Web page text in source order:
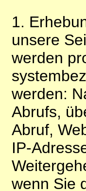
1.
unsere
werden
werden:
Abrufs,
Abruf,
IP-
wenn Sie